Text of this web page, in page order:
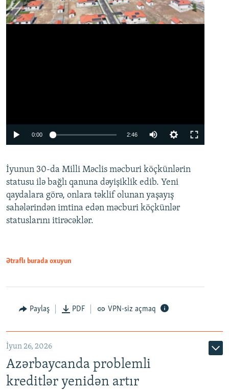
Auto 240p 360p 480p
720p 1080p
0:00 2:46
360p
480p
720p
İyunun 30-da Milli Məclis məcburi köçkünlərin
statusu ilə bağlı qanuna dəyişiklik edib. Yeni
qaydalara görə, onlara təklif olunan yaşayış
sahələrindən imtina edən məcburi köçkünlər
statuslarını itirəcəklər.
Ətraflı burada oxuyun
Paylaş PDF VPN-siz açmaq
İyun 26, 2026
Azərbaycanda problemli
kreditlər yenidən artır